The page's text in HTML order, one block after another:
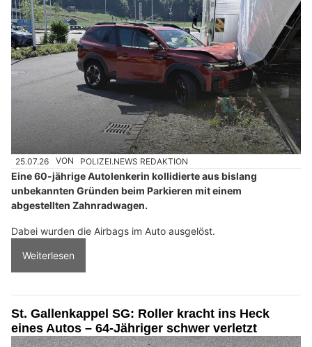
25.07.26 VON POLIZEI.NEWS REDAKTION
Eine 60-jährige Autolenkerin kollidierte aus bislang
unbekannten Gründen beim Parkieren mit einem
abgestellten Zahnradwagen.
Dabei wurden die Airbags im Auto ausgelöst.
Weiterlesen
St. Gallenkappel SG: Roller kracht ins Heck
eines Autos – 64-Jähriger schwer verletzt